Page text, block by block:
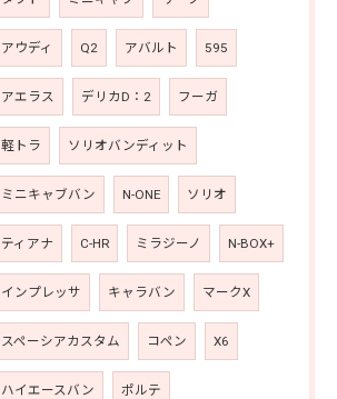
アウディ Q2 アバルト 595
アエラス デリカD：2 フーガ
軽トラ ソリオバンディット
ミニキャブバン N-ONE ソリオ
ティアナ C-HR ミラジーノ N-BOX+
インプレッサ キャラバン マークX
スペーシアカスタム コペン X6
ハイエースバン ポルテ